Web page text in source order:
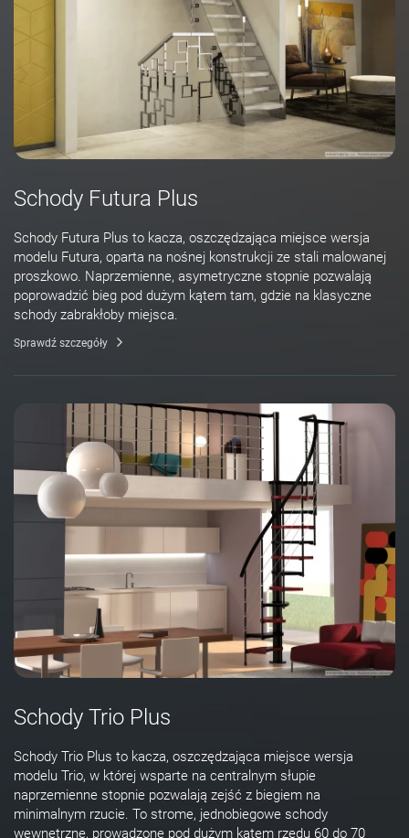
Schody Futura Plus
Schody Futura Plus to kacza, oszczędzająca miejsce wersja
modelu Futura, oparta na nośnej konstrukcji ze stali malowanej
proszkowo. Naprzemienne, asymetryczne stopnie pozwalają
poprowadzić bieg pod dużym kątem tam, gdzie na klasyczne
schody zabrakłoby miejsca.
Sprawdź szczegóły
Schody Trio Plus
Schody Trio Plus to kacza, oszczędzająca miejsce wersja
modelu Trio, w której wsparte na centralnym słupie
naprzemienne stopnie pozwalają zejść z biegiem na
minimalnym rzucie. To strome, jednobiegowe schody
wewnętrzne, prowadzone pod dużym kątem rzędu 60 do 70